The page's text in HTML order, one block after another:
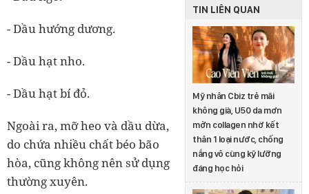
TIN LIÊN QUAN
Mỹ nhân Cbiz trẻ mãi
không già, U50 da mơn
mởn collagen nhờ kết
thân 1 loại nước, chống
nắng vô cùng kỹ lưỡng
đáng học hỏi
- Dầu hướng dương.
- Dầu hạt nho.
- Dầu hạt bí đỏ.
Ngoài ra,mỡ heo và dầu dừa,
do chứa nhiều chất béo bão
hòa, cũng không nên sử dụng
thường xuyên.